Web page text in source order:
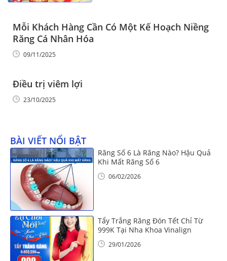
Mỗi Khách Hàng Cần Có Một Kế Hoạch Niềng
Răng Cá Nhân Hóa
09/11/2025
Điều trị viêm lợi
23/10/2025
BÀI VIẾT NỔI BẬT
Răng Số 6 Là Răng Nào? Hậu Quả
Khi Mất Răng Số 6
06/02/2026
Tẩy Trắng Răng Đón Tết Chỉ Từ
999K Tại Nha Khoa Vinalign
29/01/2026